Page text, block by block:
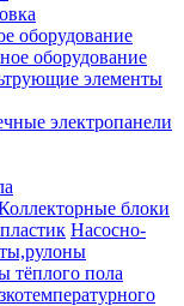
оборудование
оборудование
элементы
электропанели
блоки
Насосно-
тёплого пола